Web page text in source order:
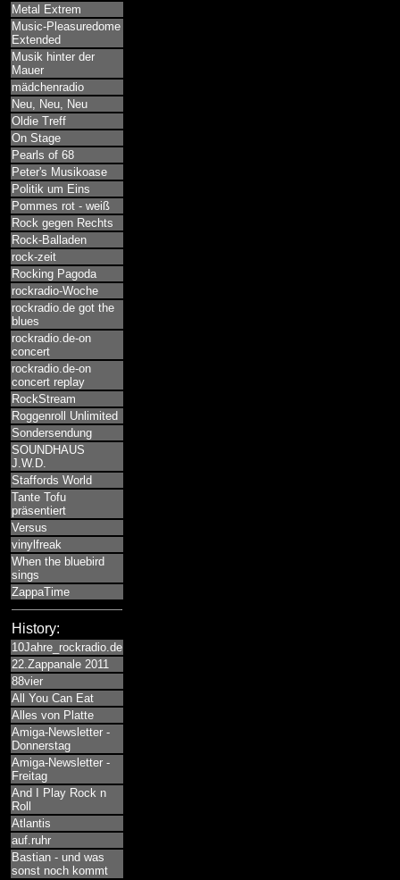
Metal Extrem
Music-Pleasuredome
Extended
Musik hinter der
Mauer
mädchenradio
Neu, Neu, Neu
Oldie Treff
On Stage
Pearls of 68
Peter's Musikoase
Politik um Eins
Pommes rot - weiß
Rock gegen Rechts
Rock-Balladen
rock-zeit
Rocking Pagoda
rockradio-Woche
rockradio.de got the
blues
rockradio.de-on
concert
rockradio.de-on
concert replay
RockStream
Roggenroll Unlimited
Sondersendung
SOUNDHAUS
J.W.D.
Staffords World
Tante Tofu
präsentiert
Versus
vinylfreak
When the bluebird
sings
ZappaTime
History:
10Jahre_rockradio.de
22.Zappanale 2011
88vier
All You Can Eat
Alles von Platte
Amiga-Newsletter -
Donnerstag
Amiga-Newsletter -
Freitag
And I Play Rock n
Roll
Atlantis
auf.ruhr
Bastian - und was
sonst noch kommt